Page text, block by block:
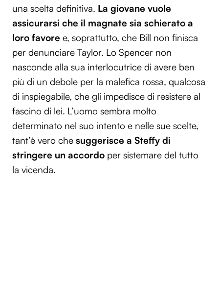
una scelta definitiva. La giovane vuole
assicurarsi che il magnate sia schierato a
loro favore e, soprattutto, che Bill non finisca
per denunciare Taylor. Lo Spencer non
nasconde alla sua interlocutrice di avere ben
più di un debole per la malefica rossa, qualcosa
di inspiegabile, che gli impedisce di resistere al
fascino di lei. L’uomo sembra molto
determinato nel suo intento e nelle sue scelte,
tant’è vero che suggerisce a Steffy di
stringere un accordo per sistemare del tutto
la vicenda.